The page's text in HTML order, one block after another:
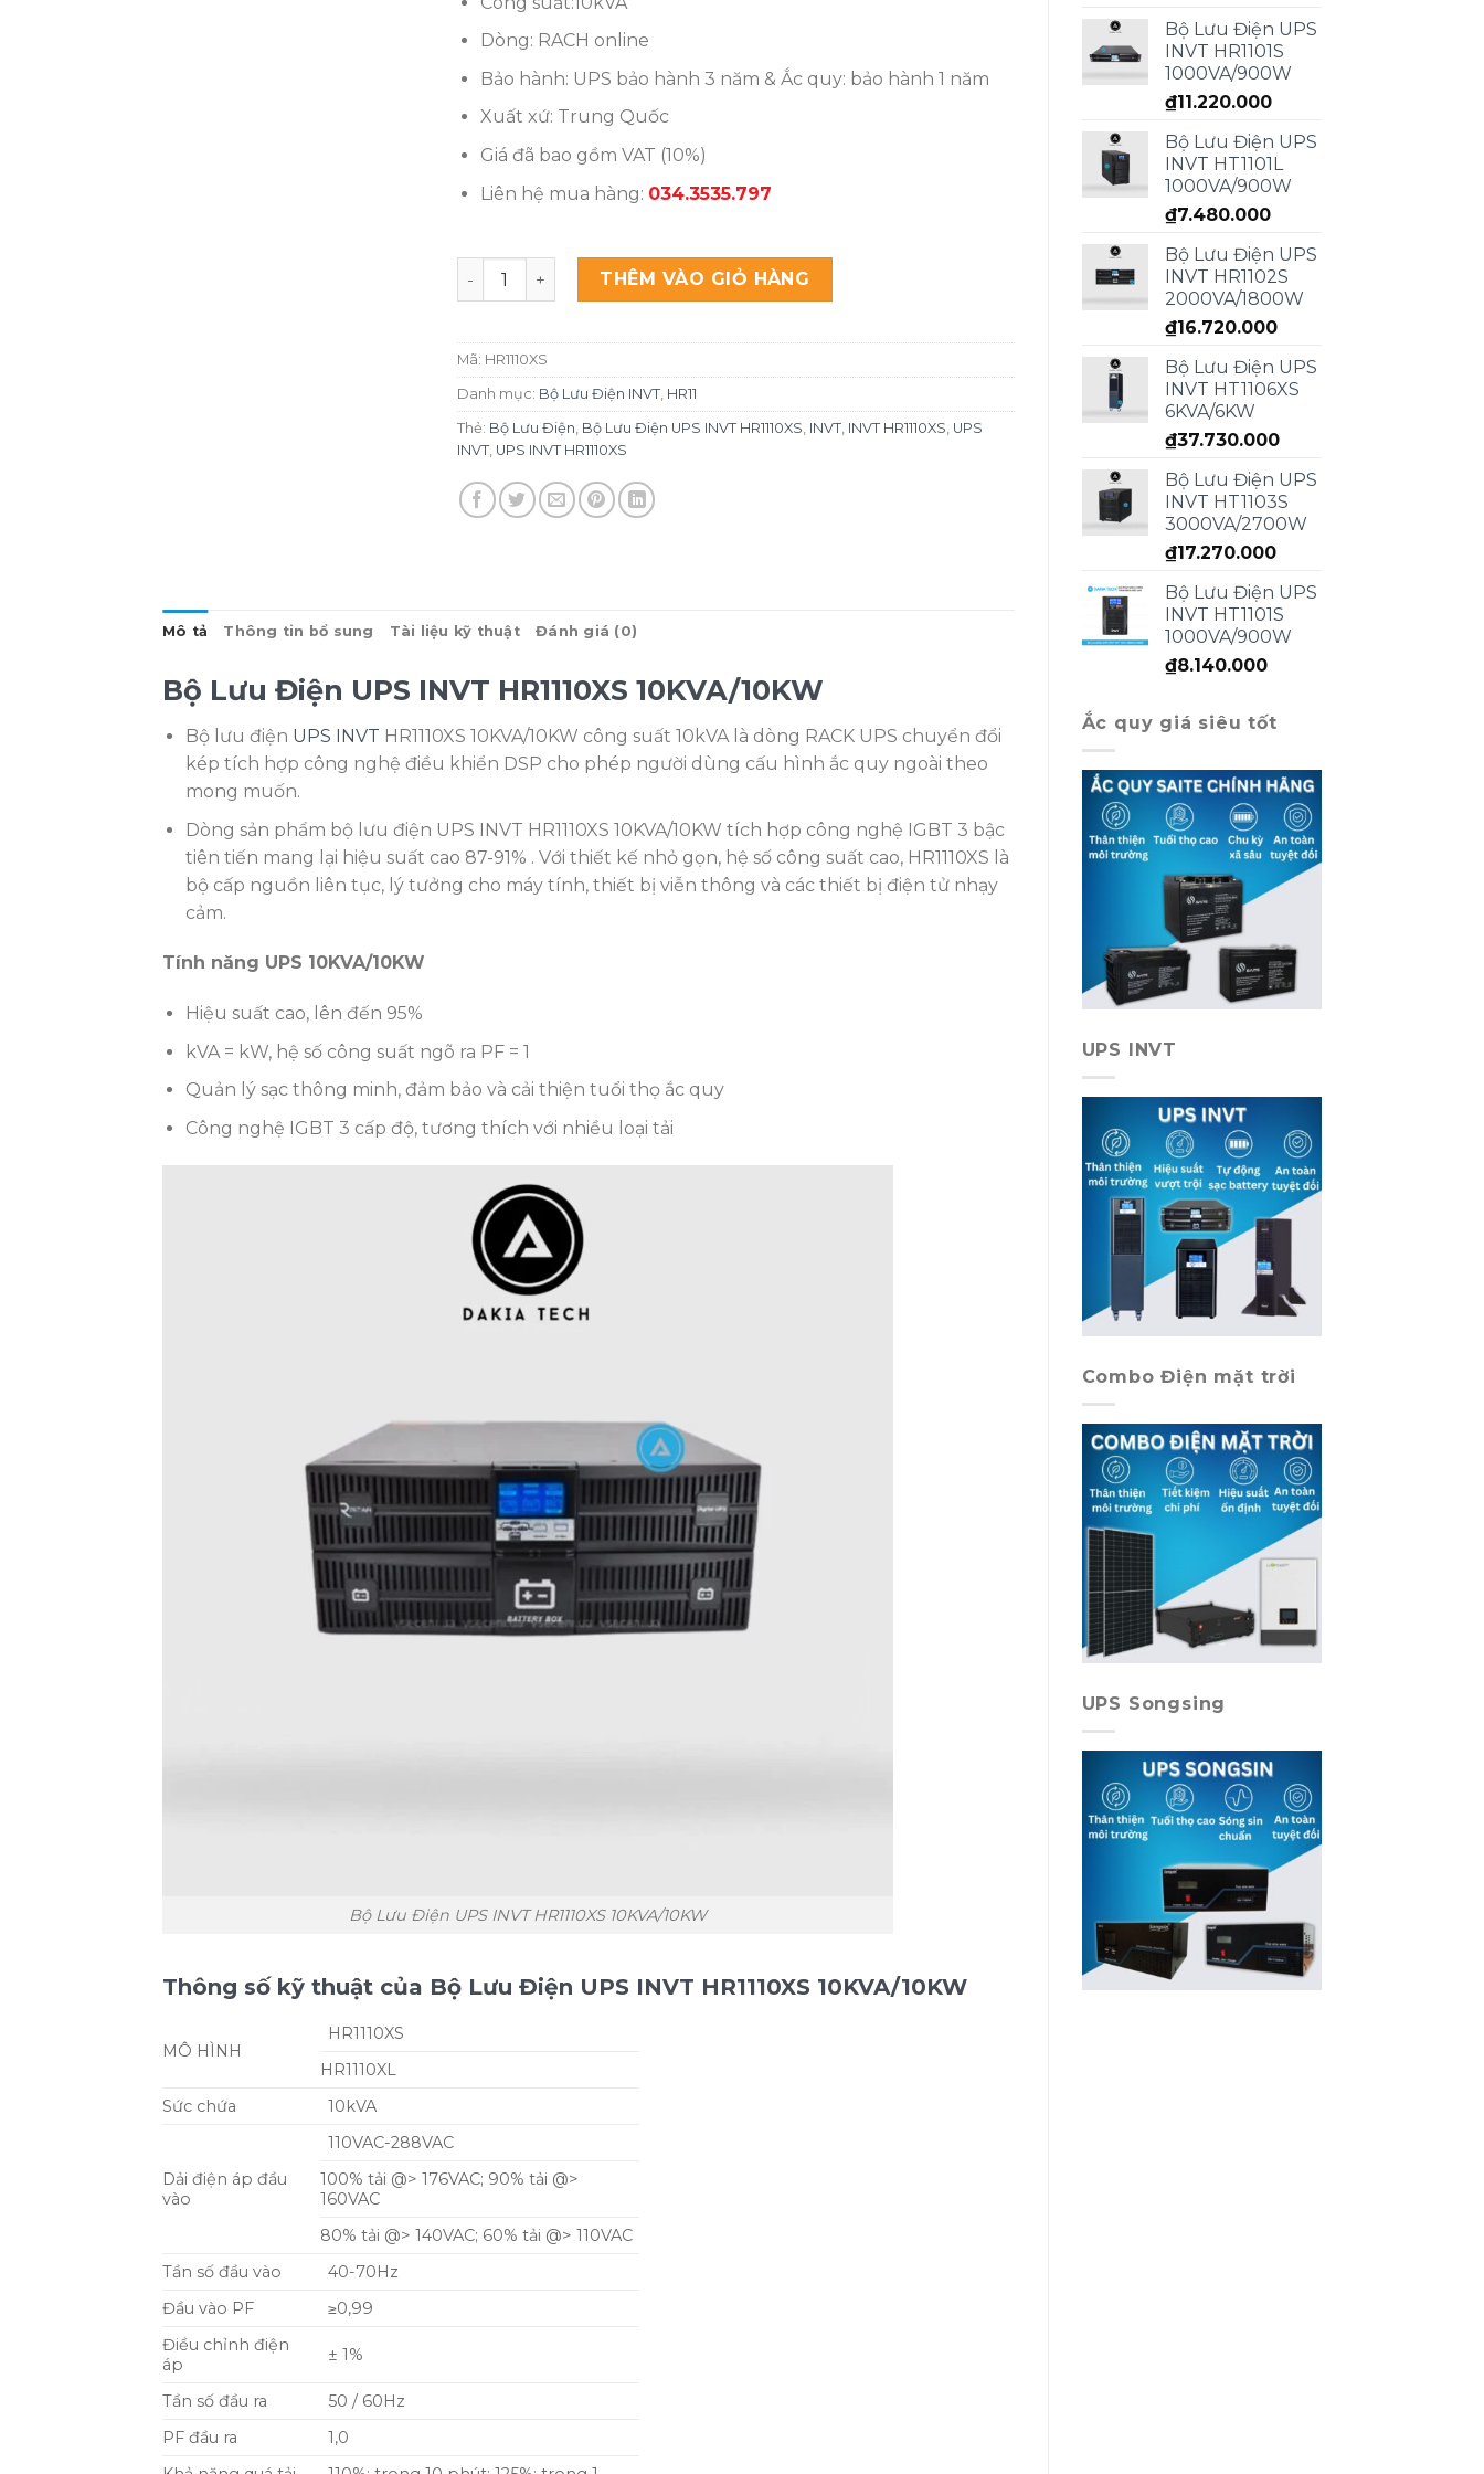
Bộ Lưu Điện UPS
INVT HR1101S
1000VA/900W
₫11.220.000
Bộ Lưu Điện UPS
INVT HT1101L
1000VA/900W
₫7.480.000
Bộ Lưu Điện UPS
INVT HR1102S
2000VA/1800W
₫16.720.000
Bộ Lưu Điện UPS
INVT HT1106XS
6KVA/6KW
₫37.730.000
Bộ Lưu Điện UPS
INVT HT1103S
3000VA/2700W
₫17.270.000
Bộ Lưu Điện UPS
INVT HT1101S
1000VA/900W
₫8.140.000
Ắc quy giá siêu tốt
UPS INVT
Combo Điện mặt trời
UPS Songsing
Dòng: RACH online
Bảo hành: UPS bảo hành 3 năm & Ắc quy: bảo hành 1 năm
Xuất xứ: Trung Quốc
Giá đã bao gồm VAT (10%)
Liên hệ mua hàng: 034.3535.797
Bộ Lưu Điện UPS INVT HR1110XS 10KVA/10KW số lượng
THÊM VÀO GIỎ HÀNG
Mã: HR1110XS
Danh mục: Bộ Lưu Điện INVT, HR11
Thẻ: Bộ Lưu Điện, Bộ Lưu Điện UPS INVT HR1110XS, INVT, INVT HR1110XS, UPS
INVT, UPS INVT HR1110XS
Mô tả Thông tin bổ sung Tài liệu kỹ thuật Đánh giá (0)
Bộ Lưu Điện UPS INVT HR1110XS 10KVA/10KW
Bộ lưu điện UPS INVT HR1110XS 10KVA/10KW công suất 10kVA là dòng RACK UPS chuyển đổi
kép tích hợp công nghệ điều khiển DSP cho phép người dùng cấu hình ắc quy ngoài theo
mong muốn.
Dòng sản phẩm bộ lưu điện UPS INVT HR1110XS 10KVA/10KW tích hợp công nghệ IGBT 3 bậc
tiên tiến mang lại hiệu suất cao 87-91% . Với thiết kế nhỏ gọn, hệ số công suất cao, HR1110XS là
bộ cấp nguồn liên tục, lý tưởng cho máy tính, thiết bị viễn thông và các thiết bị điện tử nhạy
cảm.
Tính năng UPS 10KVA/10KW
Hiệu suất cao, lên đến 95%
kVA = kW, hệ số công suất ngõ ra PF = 1
Quản lý sạc thông minh, đảm bảo và cải thiện tuổi thọ ắc quy
Công nghệ IGBT 3 cấp độ, tương thích với nhiều loại tải
Bộ Lưu Điện UPS INVT HR1110XS 10KVA/10KW
Thông số kỹ thuật của Bộ Lưu Điện UPS INVT HR1110XS 10KVA/10KW
MÔ HÌNH
HR1110XS
HR1110XL
Sức chứa
10kVA
Dải điện áp đầu
vào
110VAC-288VAC
100% tải @> 176VAC; 90% tải @>
160VAC
80% tải @> 140VAC; 60% tải @> 110VAC
Tần số đầu vào
40-70Hz
Đầu vào PF
≥0,99
Điều chỉnh điện
áp
± 1%
Tần số đầu ra
50 / 60Hz
PF đầu ra
1,0